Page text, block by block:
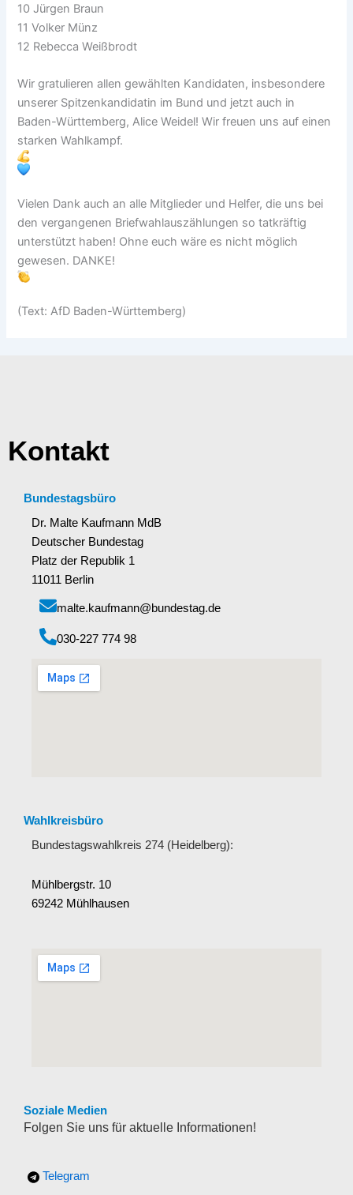
10 Jürgen Braun
11 Volker Münz
12 Rebecca Weißbrodt
Wir gratulieren allen gewählten Kandidaten, insbesondere
unserer Spitzenkandidatin im Bund und jetzt auch in
Baden-Württemberg, Alice Weidel! Wir freuen uns auf einen
starken Wahlkampf.
Vielen Dank auch an alle Mitglieder und Helfer, die uns bei
den vergangenen Briefwahlauszählungen so tatkräftig
unterstützt haben! Ohne euch wäre es nicht möglich
gewesen. DANKE!
(Text: AfD Baden-Württemberg)
Kontakt
Bundestagsbüro
Dr. Malte Kaufmann MdB
Deutscher Bundestag
Platz der Republik 1
11011 Berlin
malte.kaufmann@bundestag.de
‭030-227 774 98‬
Wahlkreisbüro
Bundestagswahlkreis 274 (Heidelberg):
Mühlbergstr. 10
69242 Mühlhausen
Soziale Medien
Folgen Sie uns für aktuelle Informationen!
Telegram